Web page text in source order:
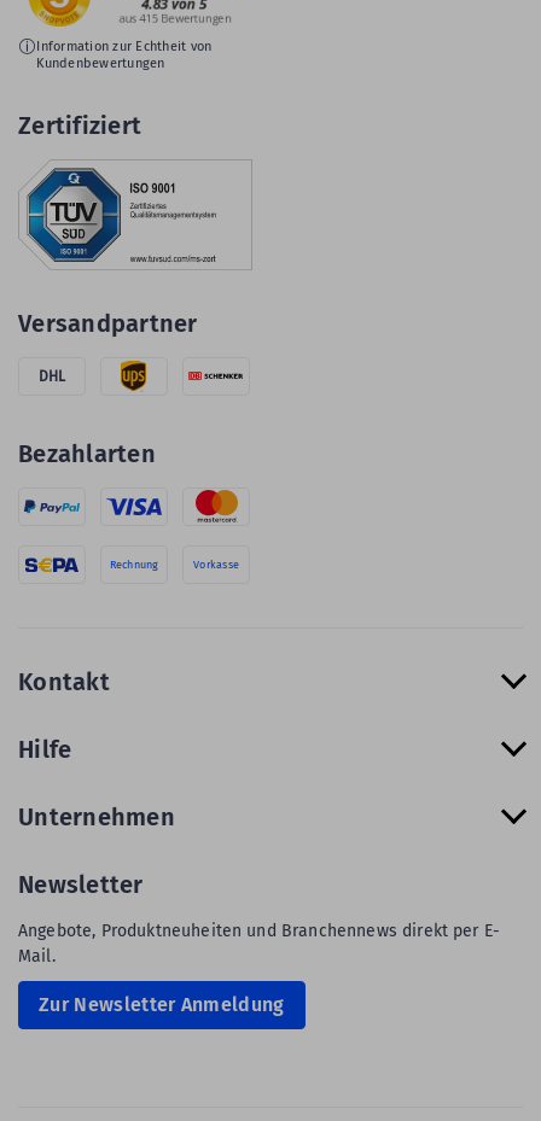
Information zur Echtheit von
Kundenbewertungen
Zertifiziert
Versandpartner
DHL
Bezahlarten
Rechnung Vorkasse
Kontakt
Hilfe
Unternehmen
Newsletter
Angebote, Produktneuheiten und Branchennews direkt per E-
Mail.
Zur Newsletter Anmeldung